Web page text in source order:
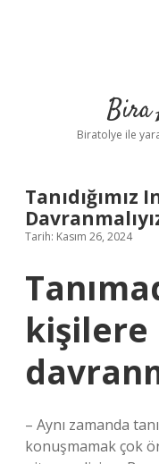
Bira
Biratolye ile
Tanıdığımız
Tarih: Kasım 26, 2024
kişilere
– Aynı zamanda
konuşmamak çok